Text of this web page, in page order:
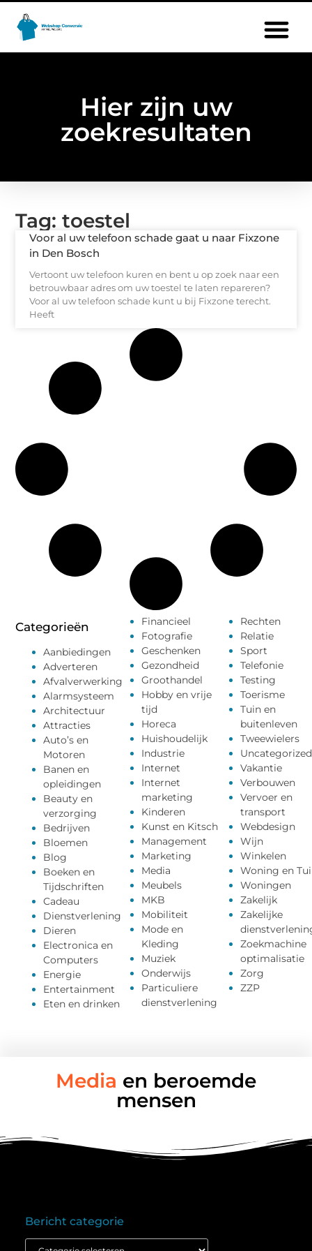
Hier zijn uw
zoekresultaten
Tag: toestel
Voor al uw telefoon schade gaat u naar Fixzone
in Den Bosch
Vertoont uw telefoon kuren en bent u op zoek naar een
betrouwbaar adres om uw toestel te laten repareren?
Voor al uw telefoon schade kunt u bij Fixzone terecht.
Heeft
Categorieën
Aanbiedingen
Adverteren
Afvalverwerking
Alarmsysteem
Architectuur
Attracties
Auto’s en
Motoren
Banen en
opleidingen
Beauty en
verzorging
Bedrijven
Bloemen
Blog
Boeken en
Tijdschriften
Cadeau
Dienstverlening
Dieren
Electronica en
Computers
Energie
Entertainment
Eten en drinken
Financieel
Fotografie
Geschenken
Gezondheid
Groothandel
Hobby en vrije
tijd
Horeca
Huishoudelijk
Industrie
Internet
Internet
marketing
Kinderen
Kunst en Kitsch
Management
Marketing
Media
Meubels
MKB
Mobiliteit
Mode en
Kleding
Muziek
Onderwijs
Particuliere
dienstverlening
Rechten
Relatie
Sport
Telefonie
Testing
Toerisme
Tuin en
buitenleven
Tweewielers
Uncategorized
Vakantie
Verbouwen
Vervoer en
transport
Webdesign
Wijn
Winkelen
Woning en
Woningen
Zakelijk
Zakelijke
Zoekmachine
optimalisatie
Zorg
ZZP
Media en beroemde
mensen
Bericht categorie